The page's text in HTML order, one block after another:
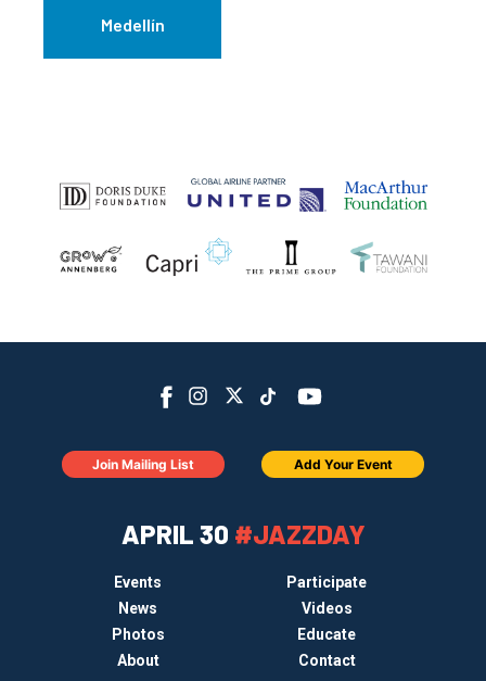
Medellín
APRIL 30 #JAZZDAY
Events
Participate
News
Videos
Photos
Educate
About
Contact
Join Mailing List Add Your Event